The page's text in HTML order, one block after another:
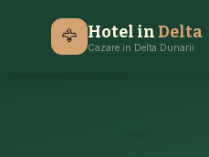
🦅 Hotel inDelta
Cazare in Delta Dunarii
Acasa